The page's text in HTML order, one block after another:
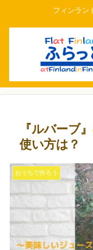
フィンラン
『ルバーブ
使い方は？
おうちで作ろう